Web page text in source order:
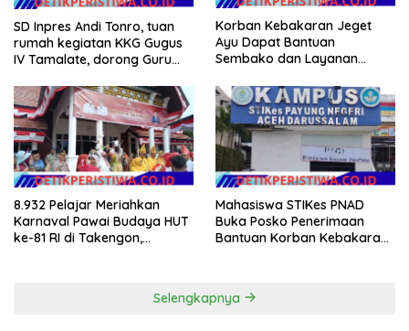
SD Inpres Andi Tonro, tuan
rumah kegiatan KKG Gugus
IV Tamalate, dorong Guru
Korban Kebakaran Jeget
Ayu Dapat Bantuan
Sembako dan Layanan
Tengah
8.932 Pelajar Meriahkan
Karnaval Pawai Budaya HUT
ke-81 RI di Takengon,
Mahasiswa STIKes PNAD
Buka Posko Penerimaan
Bantuan Korban Kebakaran
Selengkapnya